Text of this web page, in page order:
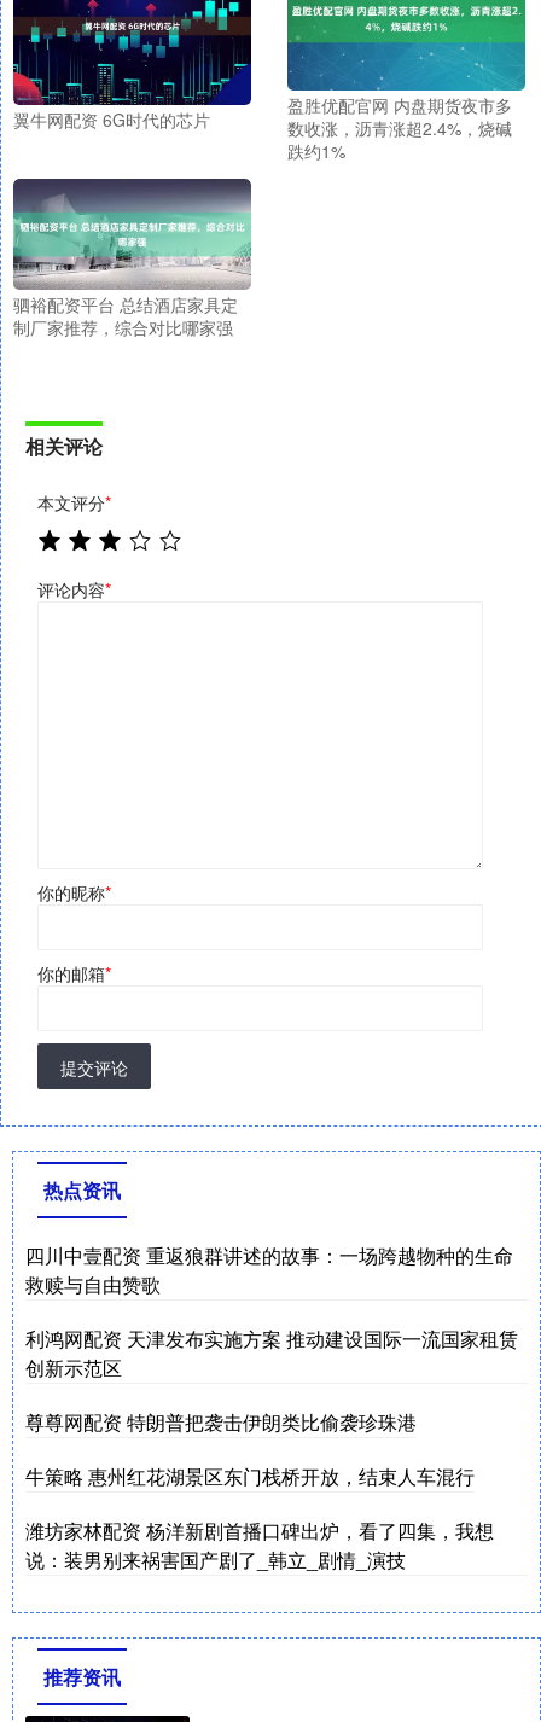
翼牛网配资 6G时代的芯片
盈胜优配官网 内盘期货夜市多
数收涨，沥青涨超2.4%，烧碱
跌约1%
驷裕配资平台 总结酒店家具定
制厂家推荐，综合对比哪家强
相关评论
本文评分*
评论内容*
你的昵称*
你的邮箱*
提交评论
热点资讯
四川中壹配资 重返狼群讲述的故事：一场跨越物种的生命
救赎与自由赞歌
利鸿网配资 天津发布实施方案 推动建设国际一流国家租赁
创新示范区
尊尊网配资 特朗普把袭击伊朗类比偷袭珍珠港
牛策略 惠州红花湖景区东门栈桥开放，结束人车混行
潍坊家林配资 杨洋新剧首播口碑出炉，看了四集，我想
说：装男别来祸害国产剧了_韩立_剧情_演技
推荐资讯